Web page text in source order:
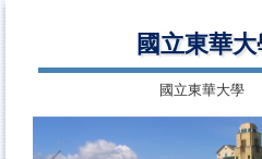
國立東華
國立東華大學